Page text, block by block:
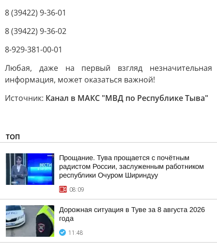
8 (39422) 9-36-01
8 (39422) 9-36-02
8-929-381-00-01
Любая, даже на первый взгляд незначительная
информация, может оказаться важной!
Источник: Канал в МАКС "МВД по Республике Тыва"
ТОП
Прощание. Тува прощается с почётным
радистом России, заслуженным работником
республики Очуром Шириндуу
08:09
Дорожная ситуация в Туве за 8 августа 2026
года
11:48